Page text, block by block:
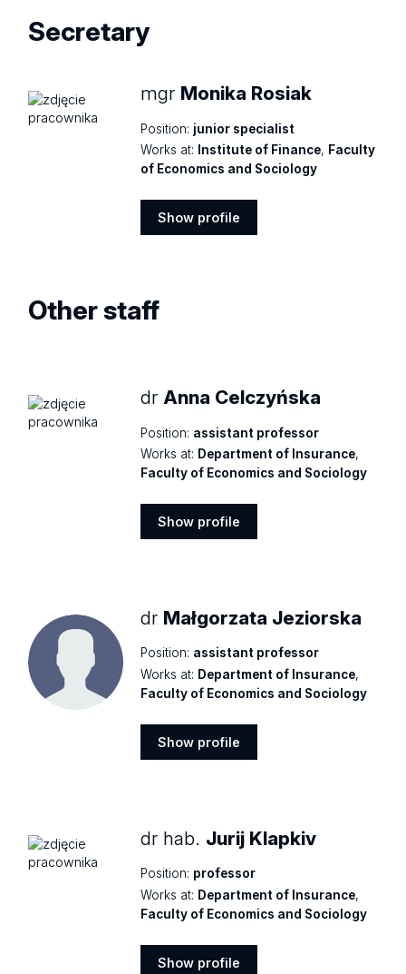
Secretary
mgr Monika Rosiak
Position: junior specialist
Works at:
Institute of Finance, Faculty
of Economics and Sociology
Show profile
Other staff
drAnna Celczyńska
Position: assistant professor
Works at: Department of Insurance,
Faculty of Economics and Sociology
Show profile
dr Małgorzata Jeziorska
Position: assistant professor
Works at: Department of Insurance,
Faculty of Economics and Sociology
Show profile
dr hab. Jurij Klapkiv
Position: professor
Works at: Department of Insurance,
Faculty of Economics and Sociology
Show profile